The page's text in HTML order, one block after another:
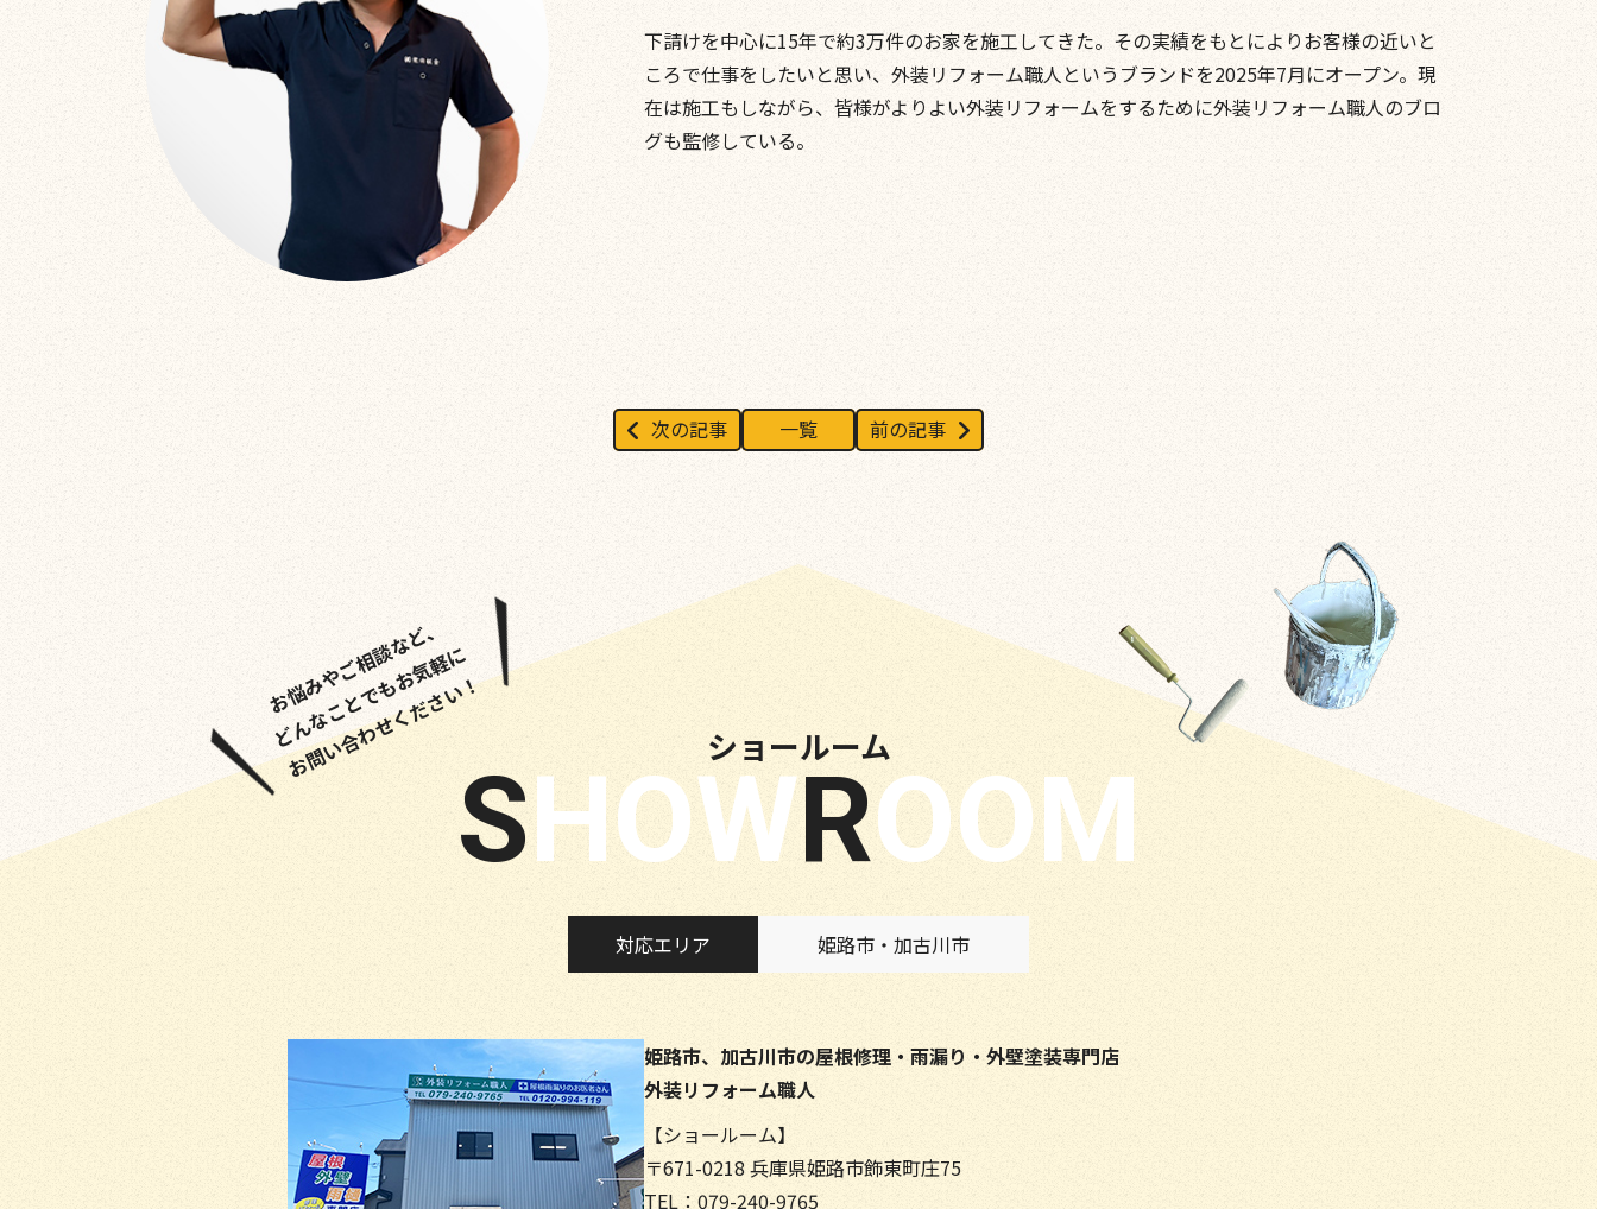
下請けを中心に15年で約3万件のお家を施工してきた。その実績をもとによりお客様の近いと
ころで仕事をしたいと思い、外装リフォーム職人というブランドを2025年7月にオープン。現
在は施工もしながら、皆様がよりよい外装リフォームをするために外装リフォーム職人のブロ
グも監修している。
次の記事 一覧 前の記事
お悩みやご相談など、
どんなことでもお気軽に
お問い合わせください！ ショールーム
SHOW ROOM
対応エリア 姫路市・加古川市
姫路市、加古川市の屋根修理・雨漏り・外壁塗装専門店
外装リフォーム職人
【ショールーム】
〒671-0218 兵庫県姫路市飾東町庄75
TEL：079-240-9765